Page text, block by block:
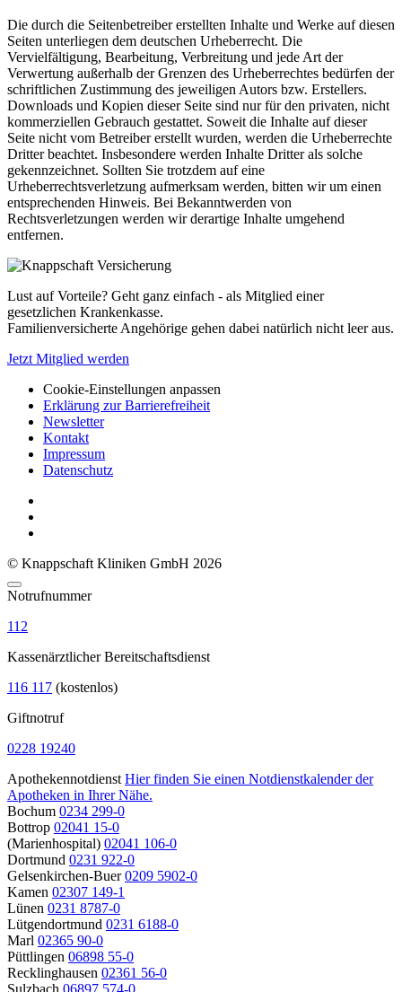
Die durch die Seitenbetreiber erstellten Inhalte und Werke auf diesen
Seiten unterliegen dem deutschen Urheberrecht. Die
Vervielfältigung, Bearbeitung, Verbreitung und jede Art der
Verwertung außerhalb der Grenzen des Urheberrechtes bedürfen der
schriftlichen Zustimmung des jeweiligen Autors bzw. Erstellers.
Downloads und Kopien dieser Seite sind nur für den privaten, nicht
kommerziellen Gebrauch gestattet. Soweit die Inhalte auf dieser
Seite nicht vom Betreiber erstellt wurden, werden die Urheberrechte
Dritter beachtet. Insbesondere werden Inhalte Dritter als solche
gekennzeichnet. Sollten Sie trotzdem auf eine
Urheberrechtsverletzung aufmerksam werden, bitten wir um einen
entsprechenden Hinweis. Bei Bekanntwerden von
Rechtsverletzungen werden wir derartige Inhalte umgehend
entfernen.
Lust auf Vorteile? Geht ganz einfach - als Mitglied einer
gesetzlichen Krankenkasse.
Familienversicherte Angehörige gehen dabei natürlich nicht leer aus.
Jetzt Mitglied werden
Cookie-Einstellungen anpassen
Erklärung zur Barrierefreiheit
Newsletter
Kontakt
Impressum
Datenschutz
© Knappschaft Kliniken GmbH 2026
Notrufnummer
112
Kassenärztlicher Bereitschaftsdienst
116 117 (kostenlos)
Giftnotruf
0228 19240
Apothekennotdienst Hier finden Sie einen Notdienstkalender der
Apotheken in Ihrer Nähe.
Bochum 0234 299-0
Bottrop 02041 15-0
(Marienhospital) 02041 106-0
Dortmund 0231 922-0
Gelsenkirchen-Buer 0209 5902-0
Kamen 02307 149-1
Lünen 0231 8787-0
Lütgendortmund 0231 6188-0
Marl 02365 90-0
Püttlingen 06898 55-0
Recklinghausen 02361 56-0